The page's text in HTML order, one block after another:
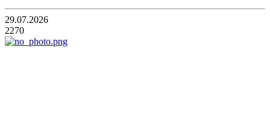
29.07.2026
2270